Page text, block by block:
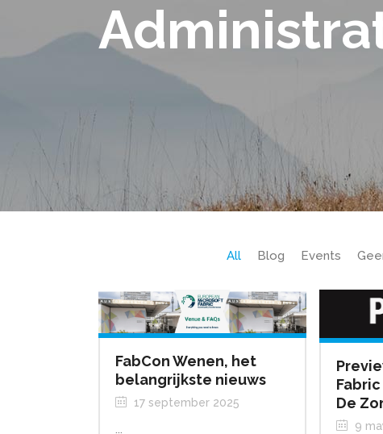
All Blog Events
FabCon Wenen, het
belangrijkste nieuws
17 september 2025
De
9